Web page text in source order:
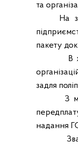
та
На
пакету
В
задля
З
надання